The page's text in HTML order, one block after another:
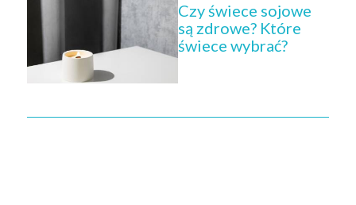
Czy świece sojowe
są zdrowe? Które
świece wybrać?